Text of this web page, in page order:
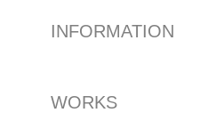
INFORMATION
WORKS